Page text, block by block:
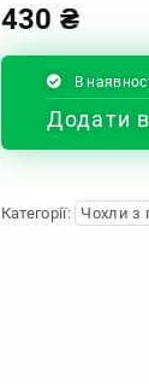
430 ₴
В
Додати
Категорії: Чохли з